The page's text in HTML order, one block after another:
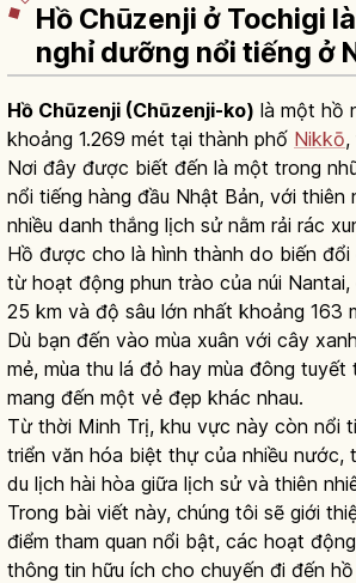
Hồ Chūzenji ở Tochigi
nghỉ dưỡng nổi tiếng ở
Hồ Chūzenji (Chūzenji-ko) là một hồ
khoảng 1.269 mét tại thành phố Nikkō,
Nơi đây được biết đến là một trong
nổi tiếng hàng đầu Nhật Bản, với thiên
nhiều danh thắng lịch sử nằm rải rác
Hồ được cho là hình thành do biến
từ hoạt động phun trào của núi
25 km và độ sâu lớn nhất khoảng 163
Dù bạn đến vào mùa xuân với cây
mẻ, mùa thu lá đỏ hay mùa đông tuyết
mang đến một vẻ đẹp khác nhau.
Từ thời Minh Trị, khu vực này còn nổi
triển văn hóa biệt thự của nhiều nước,
du lịch hài hòa giữa lịch sử và thiên
Trong bài viết này, chúng tôi sẽ giới
điểm tham quan nổi bật, các hoạt
thông tin hữu ích cho chuyến đi đến hồ